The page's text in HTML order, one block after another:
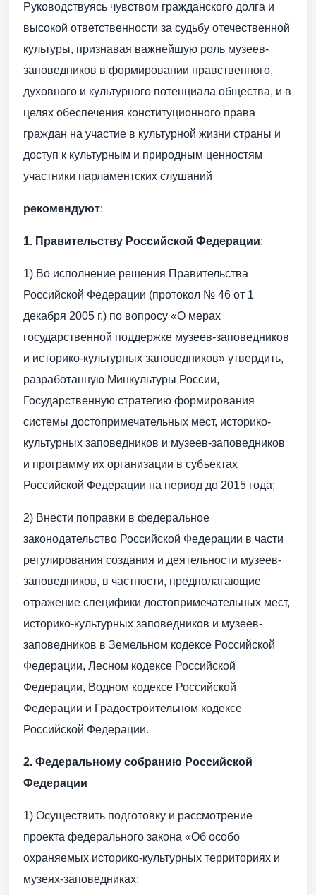
Руководствуясь чувством гражданского долга и
высокой ответственности за судьбу отечественной
культуры, признавая важнейшую роль музеев-
заповедников в формировании нравственного,
духовного и культурного потенциала общества, и в
целях обеспечения конституционного права
граждан на участие в культурной жизни страны и
доступ к культурным и природным ценностям
участники парламентских слушаний
рекомендуют:
1. Правительству Российской Федерации:
1) Во исполнение решения Правительства
Российской Федерации (протокол № 46 от 1
декабря 2005 г.) по вопросу «О мерах
государственной поддержке музеев-заповедников
и историко-культурных заповедников» утвердить,
разработанную Минкультуры России,
Государственную стратегию формирования
системы достопримечательных мест, историко-
культурных заповедников и музеев-заповедников
и программу их организации в субъектах
Российской Федерации на период до 2015 года;
2) Внести поправки в федеральное
законодательство Российской Федерации в части
регулирования создания и деятельности музеев-
заповедников, в частности, предполагающие
отражение специфики достопримечательных мест,
историко-культурных заповедников и музеев-
заповедников в Земельном кодексе Российской
Федерации, Лесном кодексе Российской
Федерации, Водном кодексе Российской
Федерации и Градостроительном кодексе
Российской Федерации.
2. Федеральному собранию Российской
Федерации
1) Осуществить подготовку и рассмотрение
проекта федерального закона «Об особо
охраняемых историко-культурных территориях и
музеях-заповедниках;